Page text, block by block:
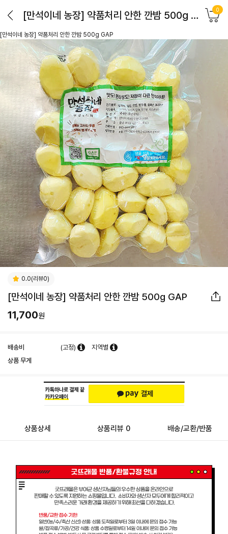
[만석이네 농장] 약품처리 안한 깐밤 500g GAP 0
[만석이네 농장] 약품처리 안한 깐밤 500g GAP
0.0(리뷰0)
[만석이네 농장] 약품처리 안한 깐밤 500g GAP
11,700원
배송비 (고정)
지역별
상품 무게
상품상세 상품리뷰 0 배송/교환/반품